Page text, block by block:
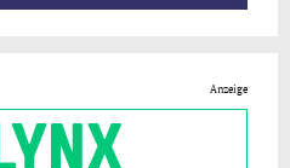
Anzeige